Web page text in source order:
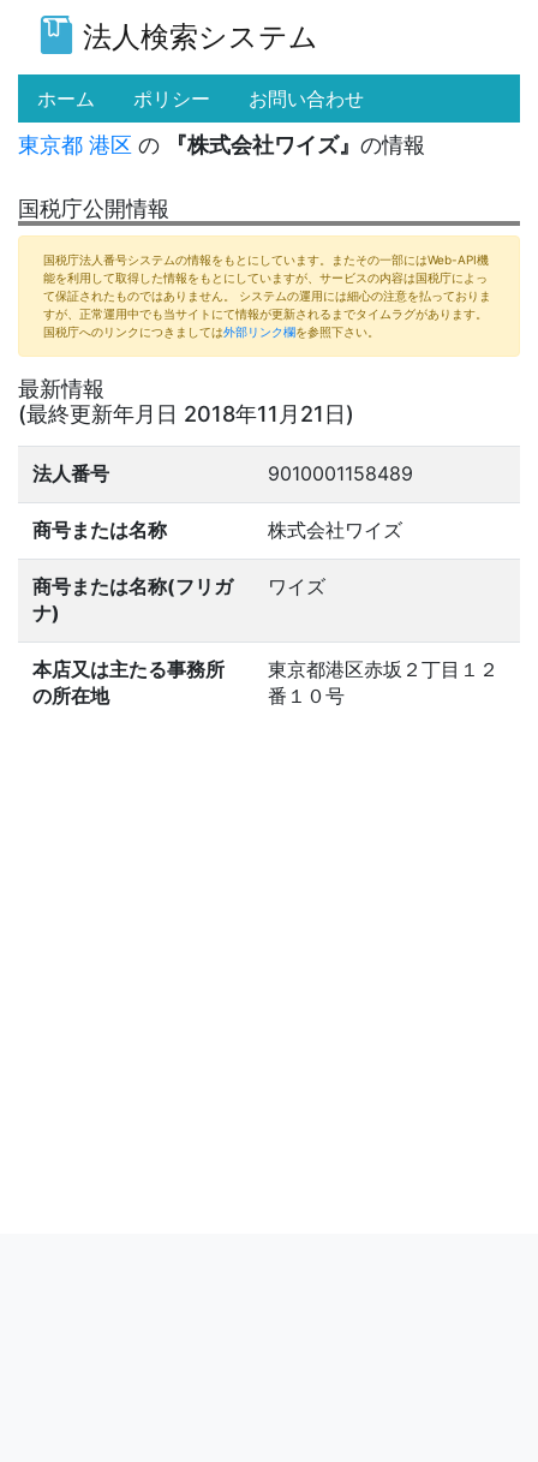
法人検索システム
ホーム (current)
ポリシー お問い合わせ
東京都 港区 の 『株式会社ワイズ』 の情報
国税庁公開情報
国税庁法人番号システムの情報をもとにしています。またその一部にはWeb-API機
能を利用して取得した情報をもとにしていますが、サービスの内容は国税庁によっ
て保証されたものではありません。 システムの運用には細心の注意を払っておりま
すが、正常運用中でも当サイトにて情報が更新されるまでタイムラグがあります。
国税庁へのリンクにつきましては外部リンク欄を参照下さい。
最新情報
(最終更新年月日 2018年11月21日)
法人番号 9010001158489
商号または名称 株式会社ワイズ
商号または名称(フリガ
ナ)
ワイズ
本店又は主たる事務所
の所在地
東京都港区赤坂２丁目１２
番１０号